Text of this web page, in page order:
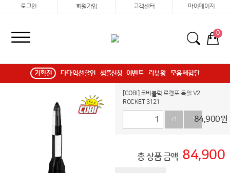
로그인 회원가입 고객센터 마이페이지
0
기획전 다다익선할인 샘플신청 이벤트 리뷰왕 모움체험단
[COBI] 코비블럭 로켓포 독일 V2
ROCKET 3121
+1 -184,900원
총 상품 금액 84,900